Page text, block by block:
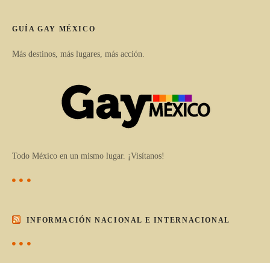
GUÍA GAY MÉXICO
Más destinos, más lugares, más acción.
Todo México en un mismo lugar. ¡Visítanos!
INFORMACIÓN NACIONAL E INTERNACIONAL